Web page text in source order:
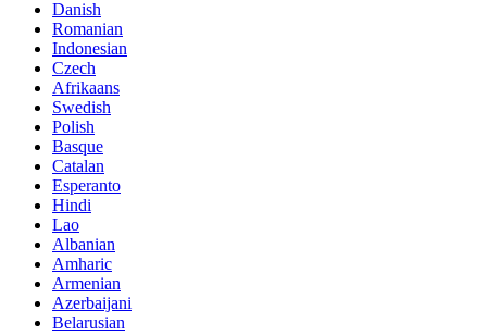
Danish
Romanian
Indonesian
Czech
Afrikaans
Swedish
Polish
Basque
Catalan
Esperanto
Hindi
Lao
Albanian
Amharic
Armenian
Azerbaijani
Belarusian